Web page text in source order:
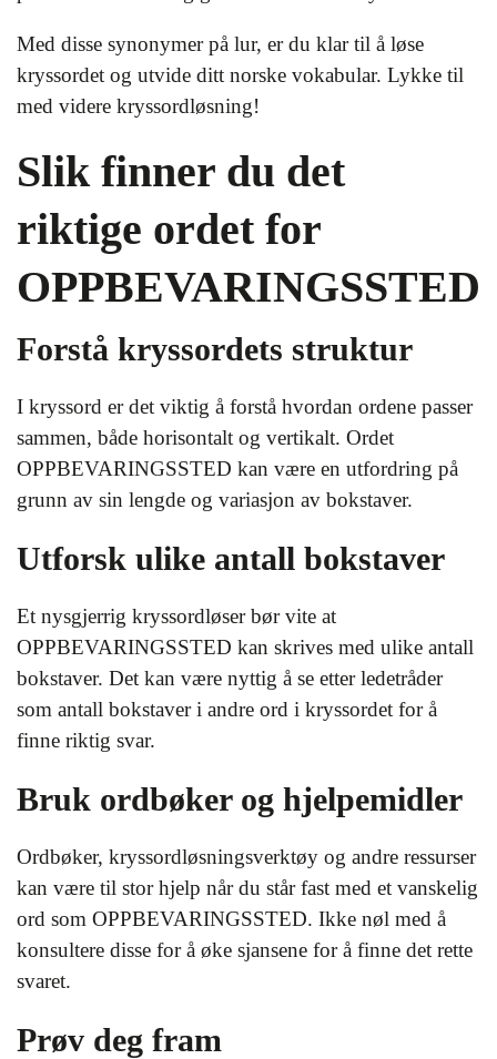
Med disse synonymer på lur, er du klar til å løse
kryssordet og utvide ditt norske vokabular. Lykke til
med videre kryssordløsning!
Slik finner du det
riktige ordet for
OPPBEVARINGSSTED
Forstå kryssordets struktur
I kryssord er det viktig å forstå hvordan ordene passer
sammen, både horisontalt og vertikalt. Ordet
OPPBEVARINGSSTED kan være en utfordring på
grunn av sin lengde og variasjon av bokstaver.
Utforsk ulike antall bokstaver
Et nysgjerrig kryssordløser bør vite at
OPPBEVARINGSSTED kan skrives med ulike antall
bokstaver. Det kan være nyttig å se etter ledetråder
som antall bokstaver i andre ord i kryssordet for å
finne riktig svar.
Bruk ordbøker og hjelpemidler
Ordbøker, kryssordløsningsverktøy og andre ressurser
kan være til stor hjelp når du står fast med et vanskelig
ord som OPPBEVARINGSSTED. Ikke nøl med å
konsultere disse for å øke sjansene for å finne det rette
svaret.
Prøv deg fram